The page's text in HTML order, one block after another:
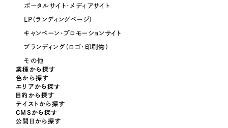
ポータルサイト・メディアサイト
LP（ランディングページ）
キャンペーン・プロモーションサイト
ブランディング（ロゴ・印刷物）
その他
業種から探す
色から探す
エリアから探す
目的から探す
テイストから探す
CMSから探す
公開日から探す